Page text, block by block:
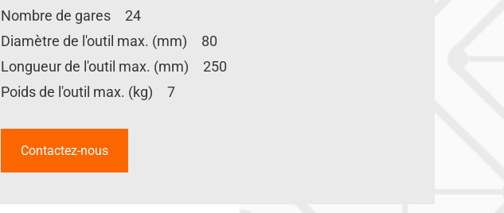
Nombre de gares 24
Diamètre de l'outil max. (mm) 80
Longueur de l'outil max. (mm) 250
Poids de l'outil max. (kg) 7
Contactez-nous